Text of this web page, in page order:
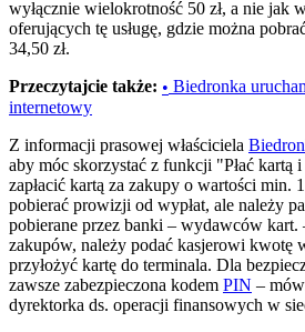
wyłącznie wielokrotność 50 zł, a nie jak
oferujących tę usługę, gdzie można
34,50 zł.
Przeczytajcie także: • Biedronka
internetowy
Z informacji prasowej właściciela
aby móc skorzystać z funkcji "Płać kartą
zapłacić kartą za zakupy o wartości min.
pobierać prowizji od wypłat, ale należy
pobierane przez banki – wydawców
zakupów, należy podać kasjerowi kwotę
przyłożyć kartę do terminala. Dla
zawsze zabezpieczona kodem PIN –
dyrektorka ds. operacji finansowych w